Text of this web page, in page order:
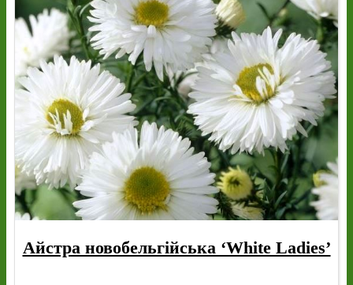
Айстра новобельгійська ‘White Ladies’